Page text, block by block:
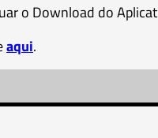
o Download do
aqui.